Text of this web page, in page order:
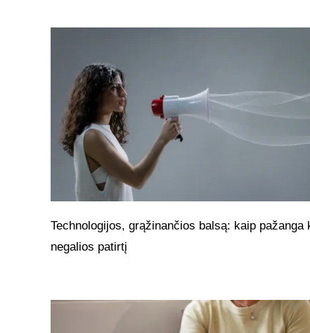
Technologijos, grąžinančios balsą: kaip pažanga
negalios patirtį